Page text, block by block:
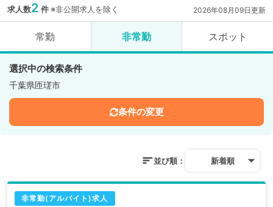
求人数2 件※非公開求人を除く 2026年08月09日更新
常勤 非常勤 スポット
選択中の検索条件
千葉県匝瑳市
条件の変更
並び順： 新着順
非常勤(アルバイト)求人